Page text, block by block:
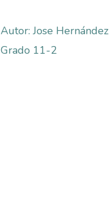
Autor: Jose Hernández
Grado 11-2